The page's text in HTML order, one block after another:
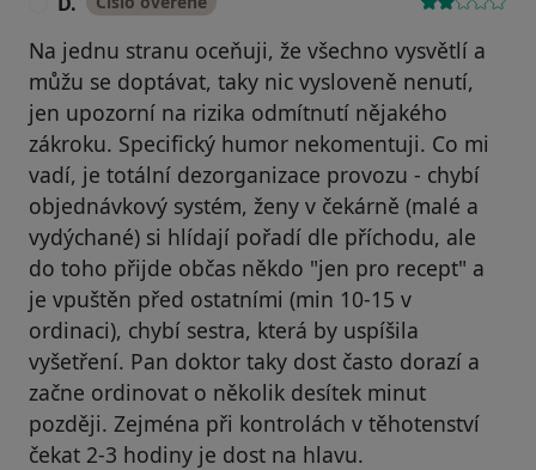
Na jednu stranu oceňuji, že všechno vysvětlí a
můžu se doptávat, taky nic vysloveně nenutí,
jen upozorní na rizika odmítnutí nějakého
zákroku. Specifický humor nekomentuji. Co mi
vadí, je totální dezorganizace provozu - chybí
objednávkový systém, ženy v čekárně (malé a
vydýchané) si hlídají pořadí dle příchodu, ale
do toho přijde občas někdo "jen pro recept" a
je vpuštěn před ostatními (min 10-15 v
ordinaci), chybí sestra, která by uspíšila
vyšetření. Pan doktor taky dost často dorazí a
začne ordinovat o několik desítek minut
později. Zejména při kontrolách v těhotenství
čekat 2-3 hodiny je dost na hlavu.